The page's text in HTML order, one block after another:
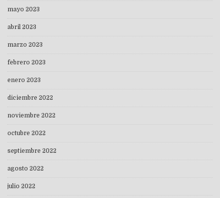
mayo 2023
abril 2023
marzo 2023
febrero 2023
enero 2023
diciembre 2022
noviembre 2022
octubre 2022
septiembre 2022
agosto 2022
julio 2022